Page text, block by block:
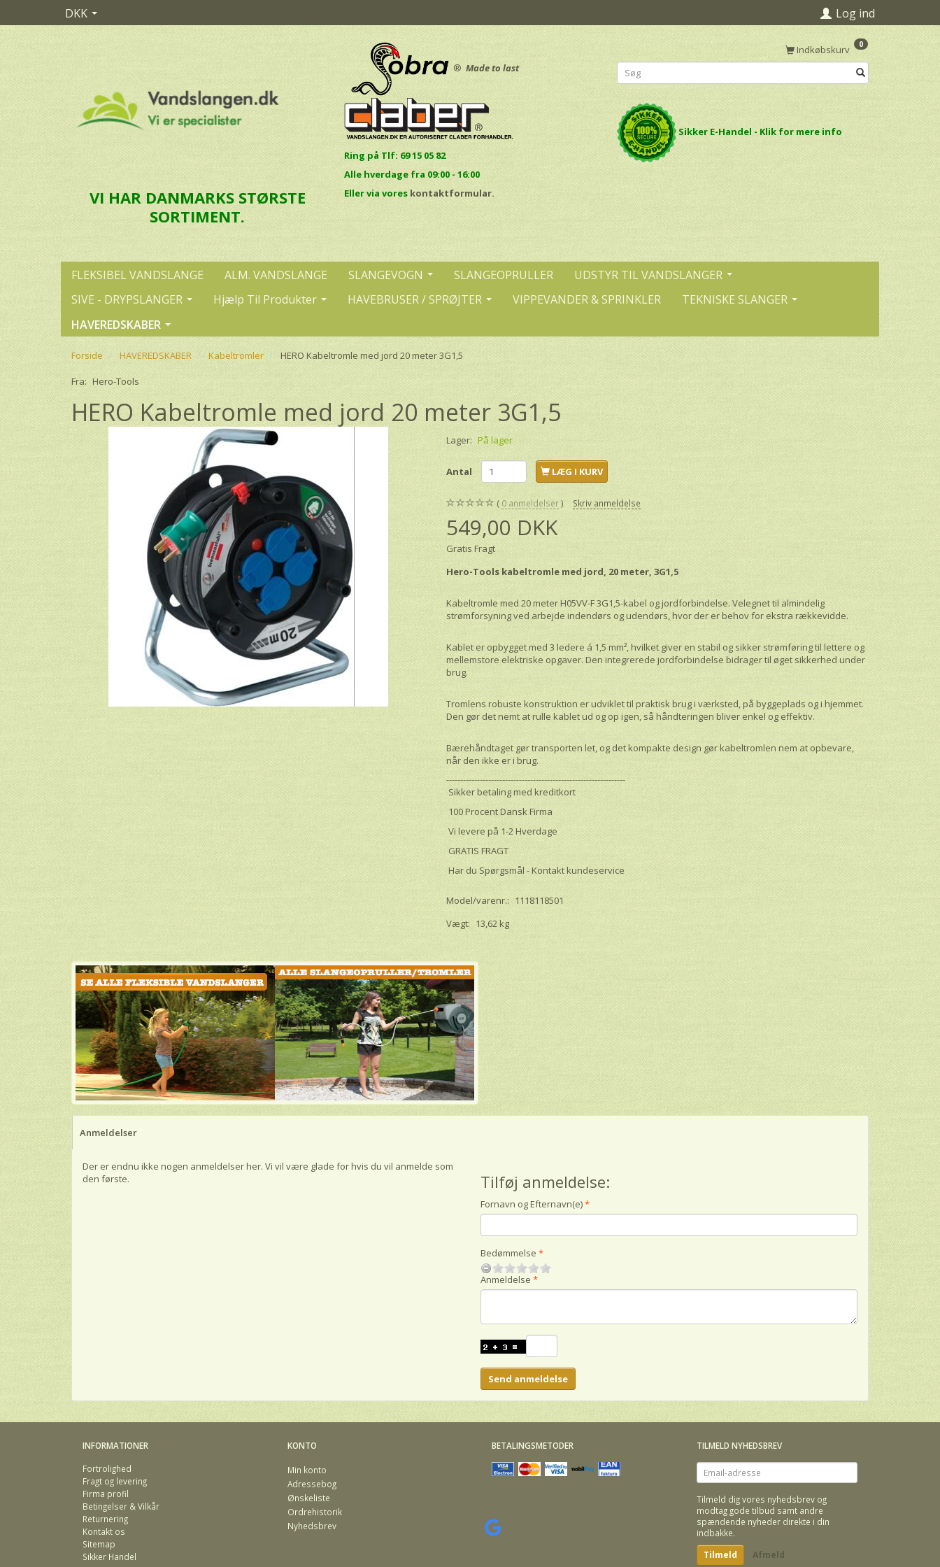
DKK Log ind
VI HAR DANMARKS STØRSTE
SORTIMENT.
® Made to last
Ring på Tlf: 69 15 05 82
Alle hverdage fra 09:00 - 16:00
Eller via vores kontaktformular.
Indkøbskurv 0
Sikker E-Handel - Klik for mere info
FLEKSIBEL VANDSLANGE ALM. VANDSLANGE SLANGEVOGN SLANGEOPRULLER
UDSTYR TIL VANDSLANGER
SIVE - DRYPSLANGER
Hjælp Til Produkter HAVEBRUSER / SPRØJTER VIPPEVANDER & SPRINKLER
TEKNISKE SLANGER
HAVEREDSKABER
Forside HAVEREDSKABER Kabeltromler HERO Kabeltromle med jord 20 meter 3G1,5
Fra: Hero-Tools
HERO Kabeltromle med jord 20 meter 3G1,5
Lager: På lager
Antal LÆG I KURV
0 anmeldelser Skriv anmeldelse
549,00 DKK
Gratis Fragt
Hero-Tools kabeltromle med jord, 20 meter, 3G1,5
Kabeltromle med 20 meter H05VV-F 3G1,5-kabel og jordforbindelse. Velegnet til almindelig
strømforsyning ved arbejde indendørs og udendørs, hvor der er behov for ekstra rækkevidde.
Kablet er opbygget med 3 ledere á 1,5 mm², hvilket giver en stabil og sikker strømføring til lettere og
mellemstore elektriske opgaver. Den integrerede jordforbindelse bidrager til øget sikkerhed under
brug.
Tromlens robuste konstruktion er udviklet til praktisk brug i værksted, på byggeplads og i hjemmet.
Den gør det nemt at rulle kablet ud og op igen, så håndteringen bliver enkel og effektiv.
Bærehåndtaget gør transporten let, og det kompakte design gør kabeltromlen nem at opbevare,
når den ikke er i brug.
----------------------------------------------------------------
Sikker betaling med kreditkort
100 Procent Dansk Firma
Vi levere på 1-2 Hverdage
GRATIS FRAGT
Har du Spørgsmål - Kontakt kundeservice
Model/varenr.: 1118118501
Vægt: 13,62 kg
Anmeldelser
Der er endnu ikke nogen anmeldelser her. Vi vil være glade for hvis du vil anmelde som
den første.
Tilføj anmeldelse:
Fornavn og Efternavn(e)
Bedømmelse
Anmeldelse
Send anmeldelse
INFORMATIONER
Fortrolighed
Fragt og levering
Firma profil
Betingelser & Vilkår
Returnering
Kontakt os
Sitemap
Sikker Handel
KONTO
Min konto
Adressebog
Ønskeliste
Ordrehistorik
Nyhedsbrev
BETALINGSMETODER
TILMELD NYHEDSBREV
Email-
adresse
Tilmeld dig vores nyhedsbrev og
modtag gode tilbud samt andre
spændende nyheder direkte i din
indbakke.
Tilmeld Afmeld